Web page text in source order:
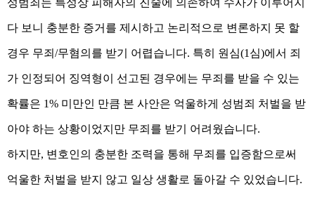
성범죄는 특성상 피해자의 진술에 의존하여 수사가 이루어지
다 보니 충분한 증거를 제시하고 논리적으로 변론하지 못 할
경우 무죄/무혐의를 받기 어렵습니다. 특히 원심(1심)에서 죄
가 인정되어 징역형이 선고된 경우에는 무죄를 받을 수 있는
확률은 1% 미만인 만큼 본 사안은 억울하게 성범죄 처벌을 받
아야 하는 상황이었지만 무죄를 받기 어려웠습니다.
하지만, 변호인의 충분한 조력을 통해 무죄를 입증함으로써
억울한 처벌을 받지 않고 일상 생활로 돌아갈 수 있었습니다.